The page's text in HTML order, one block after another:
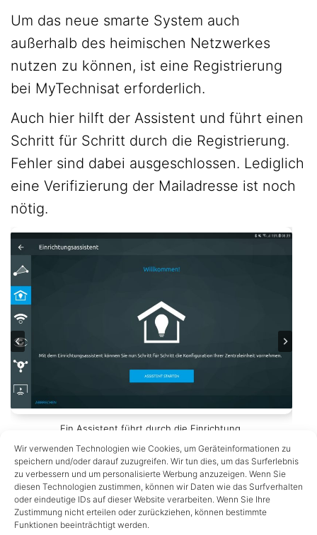
Wir verwenden Technologien wie Cookies, um Geräteinformationen zu
speichern und/oder darauf zuzugreifen. Wir tun dies, um das Surferlebnis
zu verbessern und um personalisierte Werbung anzuzeigen. Wenn Sie
diesen Technologien zustimmen, können wir Daten wie das Surfverhalten
oder eindeutige IDs auf dieser Website verarbeiten. Wenn Sie Ihre
Zustimmung nicht erteilen oder zurückziehen, können bestimmte
Funktionen beeinträchtigt werden.
Um das neue smarte System auch
außerhalb des heimischen Netzwerkes
nutzen zu können, ist eine Registrierung
bei MyTechnisat erforderlich.
Auch hier hilft der Assistent und führt einen
Schritt für Schritt durch die Registrierung.
Fehler sind dabei ausgeschlossen. Lediglich
eine Verifizierung der Mailadresse ist noch
nötig.
Ein Assistent führt durch die Einrichtung.
1. Verbindung mit dem Netzwerk
2. Netzwerkeinstellungen überprüfen, ggf. Zentrale
3. zusätzliches WLAN einrichten
4. WLAN-Netz auswählen und Passwort eingeben
5. Einstellungen wurden übernommen
6. Smarthome Zugang einrichten
7. Hinweis zum Fernzugriff
8. Registrierung für MytechniSat-Account
10. Update
11. Einrichtung ist abgeschlossen
[atkp_product id=’11241′
template=’secondwide‘ containercss=’atkp-